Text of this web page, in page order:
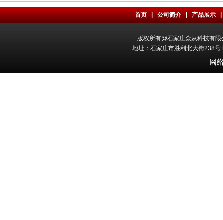
首页|公司简介|产品展示
版权所有@石家庄众从科技有
地址：石家庄市胜利北大街238